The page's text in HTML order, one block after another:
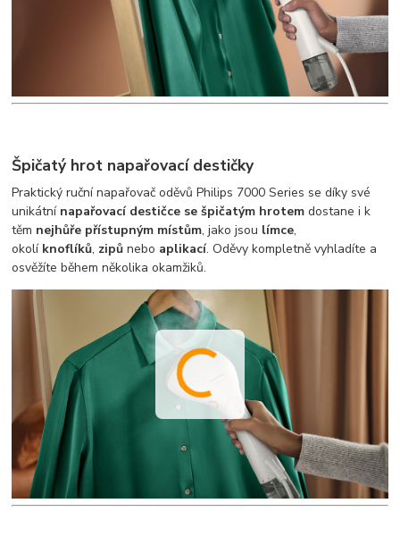
Špičatý hrot napařovací destičky
Praktický ruční napařovač oděvů Philips 7000 Series se díky své
unikátní napařovací destičce se špičatým hrotem dostane i k
těm nejhůře přístupným místům, jako jsou límce,
okolí knoflíků, zipů nebo aplikací. Oděvy kompletně vyhladíte a
osvěžíte během několika okamžiků.